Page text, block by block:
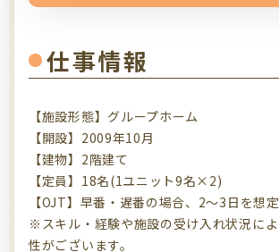
仕事情報
【施設形態】グループホーム
【開設】2009年10月
【建物】2階建て
【定員】18名(1ユニット9名×2)
【OJT】早番・遅番の場合、2～3日を想
※スキル・経験や施設の受け入れ状況に
性がございます。